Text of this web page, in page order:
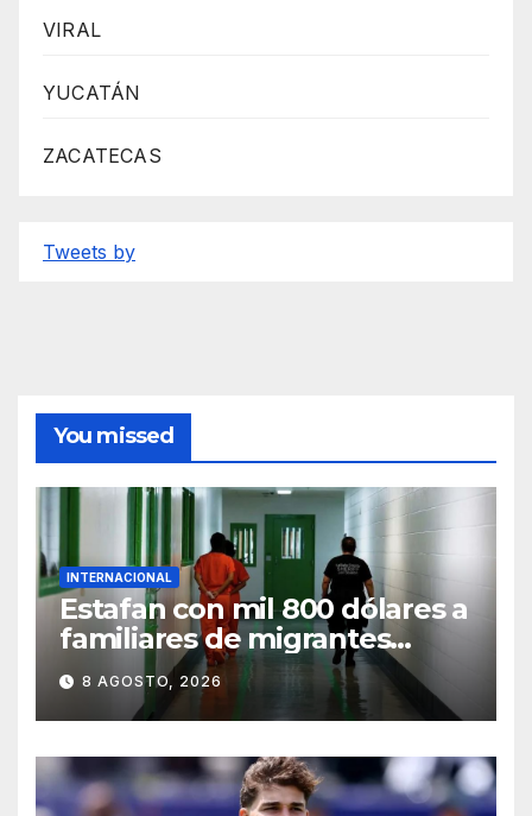
VIRAL
YUCATÁN
ZACATECAS
Tweets by
You missed
INTERNACIONAL
Estafan con mil 800 dólares a
familiares de migrantes
detenidos en Estados Unidos;
prometen liberarlos
8 AGOSTO, 2026